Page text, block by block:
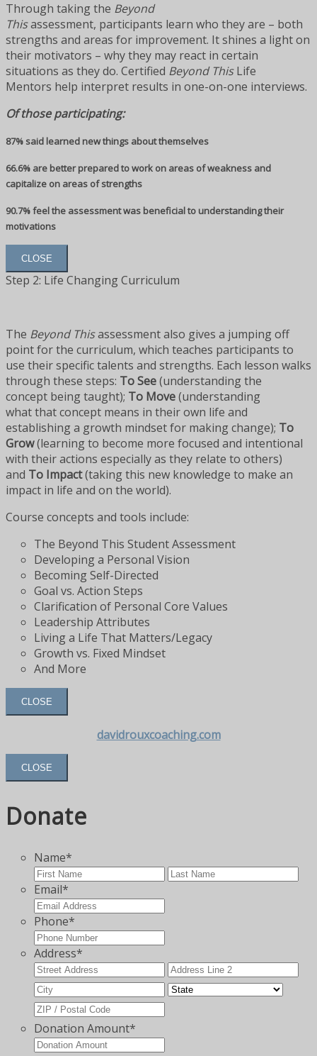
Through taking the Beyond
Thisassessment, participants learn who they are – both
strengths and areas for improvement. It shines a light on
their motivators – why they may react in certain
situations as they do. Certified Beyond ThisLife
Mentors help interpret results in one-on-one interviews.
Of those participating:
87% said learned new things about themselves
66.6% are better prepared to work on areas of weakness and
capitalize on areas of strengths
90.7% feel the assessment was beneficial to understanding their
motivations
CLOSE
Step 2: Life Changing Curriculum
The Beyond Thisassessment also gives a jumping off
point for the curriculum, which teaches participants to
use their specific talents and strengths. Each lesson walks
through these steps: To See(understanding the
concept being taught); To Move(understanding
what that concept means in their own life and
establishing a growth mindset for making change); To
Grow(learning to become more focused and intentional
with their actions especially as they relate to others)
and To Impact(taking this new knowledge to make an
impact in life and on the world).
Course concepts and tools include:
The Beyond This Student Assessment
Developing a Personal Vision
Becoming Self-Directed
Goal vs. Action Steps
Clarification of Personal Core Values
Leadership Attributes
Living a Life That Matters/Legacy
Growth vs. Fixed Mindset
And More
CLOSE
davidrouxcoaching.com
CLOSE
Donate
Name*
First
Email*
Phone*
Address*
Street
Address
City
State
ZIP
Donation Amount*